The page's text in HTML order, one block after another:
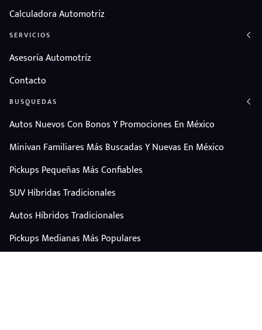
Calculadora Automotriz
SERVICIOS
Asesoría Automotríz
Contacto
BUSQUEDAS
Autos Nuevos Con Bonos Y Promociones En México
Minivan Familiares Más Buscadas Y Nuevas En México
Pickups Pequeñas Más Confiables
SUV Híbridas Tradicionales
Autos Híbridos Tradicionales
Pickups Medianas Más Populares